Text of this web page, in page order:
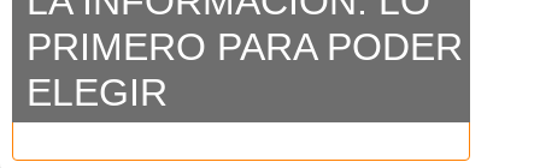
PRIMERO PARA PODER
ELEGIR